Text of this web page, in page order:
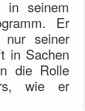
in seinem
Er
seiner
in Sachen
die Rolle
wie er